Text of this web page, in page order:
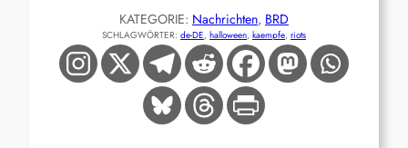
KATEGORIE: Nachrichten, BRD
SCHLAGWÖRTER: de-DE, halloween, kaempfe, riots